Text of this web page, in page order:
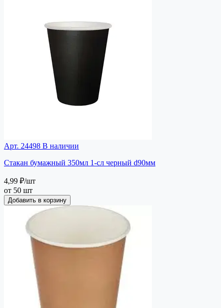
Арт. 24498 В наличии
Стакан бумажный 350мл 1-сл черный d90мм
4,99 ₽/шт
от 50 шт
Добавить в корзину